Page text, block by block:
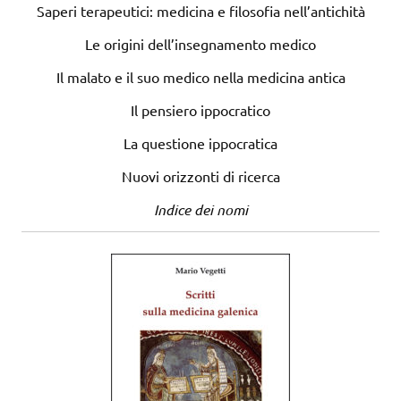
Saperi terapeutici: medicina e filosofia nell’antichità
Le origini dell’insegnamento medico
Il malato e il suo medico nella medicina antica
Il pensiero ippocratico
La questione ippocratica
Nuovi orizzonti di ricerca
Indice dei nomi